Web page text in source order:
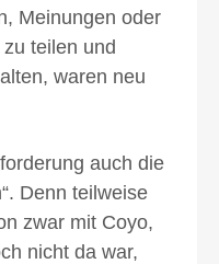
Meinungen oder
teilen und
waren neu
auch die
Denn teilweise
zwar mit Coyo,
nicht da war,